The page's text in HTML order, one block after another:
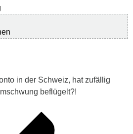
in der Schweiz, hat zufällig
beflügelt?!